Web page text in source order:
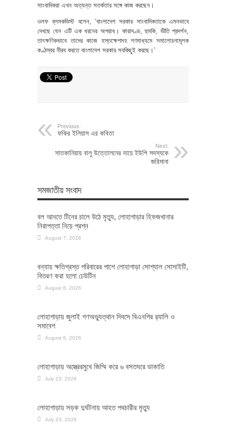
সাংবাদিকরা এখন অত্যন্ত সতর্কতার সঙ্গে কাজ করছেন।
ওলফ ব্লমকভিস্ট বলেন, ‘বাংলাদেশ সরকার সাংবাদিকতাকে এমনভাবে
দেখছে যেন এটি এক ধরনের অপরাধ। কারাদণ্ড, হুমকি, ভীতি প্রদর্শন,
তাৎক্ষণিকভাবে তাদের কাজে হস্তক্ষেপসহ গণমাধ্যমে সমালোচনামূলক
কণ্ঠস্বর নীরব করতে বাংলাদেশ সরকার সবকিছুই করছে।’
Previous:
ফকির ইলিয়াস এর কবিতা
Next:
সাতকানিয়ায় বালু উত্তোলনের দায়ে ইউপি সদস্যকে
জরিমানা
সমজাতীয় সংবাদ
বল আনতে টিনের চালে উঠে মৃত্যু, লোহাগাড়ার হিফজখানার
নিরাপত্তা নিয়ে প্রশ্ন
August 7, 2026
বন্যায় ক্ষতিগ্রস্ত পরিবারের পাশে লোহাগাড়া সোশ্যাল সোসাইটি,
বিতরণ করা হলো ঢেউটিন
August 6, 2026
লোহাগাড়ায় জুলাই গণঅভ্যুত্থান দিবসে বিএনপির র‌্যালি ও
সমাবেশ
August 6, 2026
লোহাগাড়ায় অস্ত্রেরমুখে জিম্মি করে ৬ বসতঘরে ডাকাতি
July 23, 2026
লোহাগাড়ায় সড়ক দুর্ঘটনায় আহত পথচারীর মৃত্যু
July 23, 2026